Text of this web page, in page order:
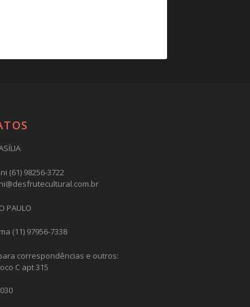
(61) 98256-3722
PAULO
(11) 97956-7338
correspondências e outros:
C apt 315